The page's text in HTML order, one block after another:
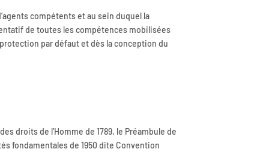
compétents et au sein duquel la
de toutes les compétences mobilisées
par défaut et dès la conception du
droits de l’Homme de 1789, le Préambule de
fondamentales de 1950 dite Convention